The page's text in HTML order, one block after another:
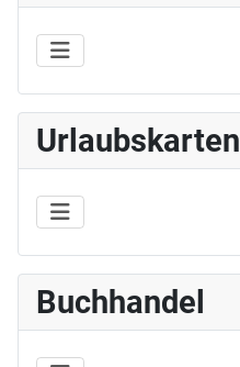
Urlaubskarten
Buchhandel